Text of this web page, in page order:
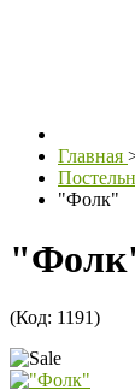
Главная
"Фолк"
(Код: 1191)